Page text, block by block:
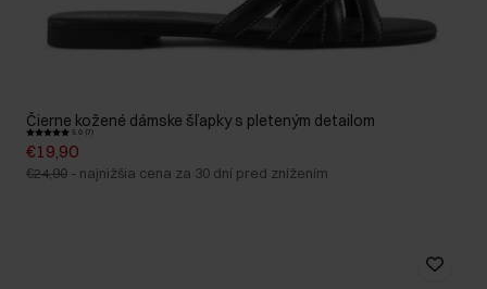
Čierne kožené dámske šľapky s pleteným detailom
5.0 (7)
€19,90
€24,90 - najnižšia cena za 30 dní pred znížením